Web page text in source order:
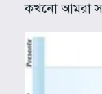
কখনো আমরা